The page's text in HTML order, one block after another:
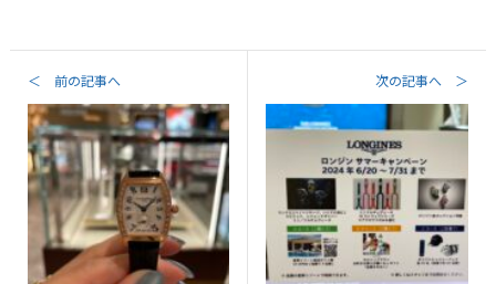
＜ 前の記事へ 次の記事へ ＞